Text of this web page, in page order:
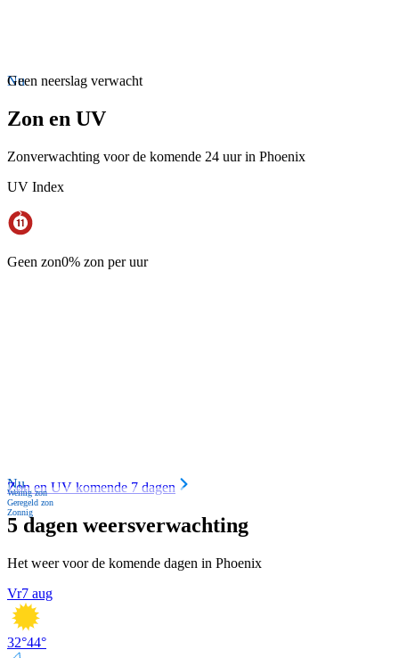
Nu
Geen neerslag verwacht
Zon en UV
Zonverwachting voor de komende 24 uur in Phoenix
UV Index
Geen zon0% zon per uur
Nu
Weinig zon
Geregeld zon
Zonnig
Zon en UV komende 7 dagen
5 dagen weersverwachting
Het weer voor de komende dagen in Phoenix
Vr7 aug
32°44°